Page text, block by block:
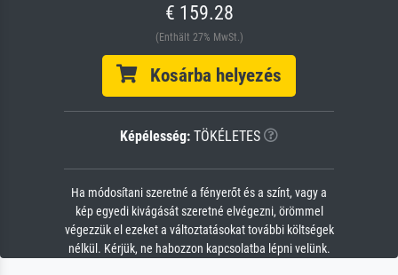
€ 159.28
(Enthält 27% MwSt.)
Kosárba helyezés
Képélesség: TÖKÉLETES
Ha módosítani szeretné a fényerőt és a színt, vagy a
kép egyedi kivágását szeretné elvégezni, örömmel
végezzük el ezeket a változtatásokat további költségek
nélkül. Kérjük, ne habozzon kapcsolatba lépni velünk.